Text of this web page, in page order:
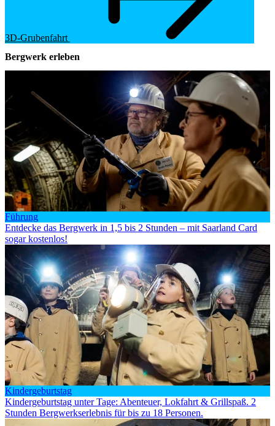
3D-Grubenfahrt
Bergwerk erleben
Führung
Entdecke das Bergwerk in 1,5 bis 2 Stunden – mit Saarland Card
sogar kostenlos!
Kindergeburtstag
Kindergeburtstag unter Tage: Abenteuer, Lokfahrt & Grillspaß. 2
Stunden Bergwerkserlebnis für bis zu 18 Personen.